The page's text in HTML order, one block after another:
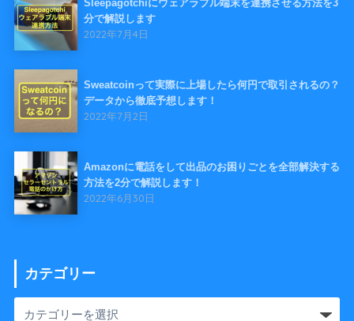
Sleepagotchiにウェアラブル端末を連携させる方法を3
分で解説します
2022年7月4日
Sweatcoinって実際に上場したら何円で取引されるの？
データから徹底予想します！
2022年7月2日
Amazonに電話をして出品のお困りごとを全部解決する
方法を2分で解説します！
2022年6月30日
カテゴリー